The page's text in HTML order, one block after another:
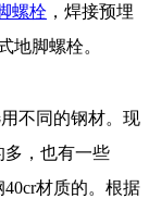
螺栓 ，焊接预埋
地脚螺栓。
不同的钢材。现
多，也有一些
材质的。根据